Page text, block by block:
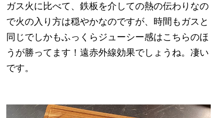
ガス火に比べて、鉄板を介しての熱の伝わりなの
で火の入り方は穏やかなのですが、時間もガスと
同じでしかもふっくらジューシー感はこちらのほ
うが勝ってます！遠赤外線効果でしょうね。凄い
です。